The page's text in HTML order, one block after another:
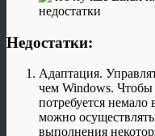
Недостатки:
Адаптация.
чем Windows. Чтобы
потребуется
можно
выполнения